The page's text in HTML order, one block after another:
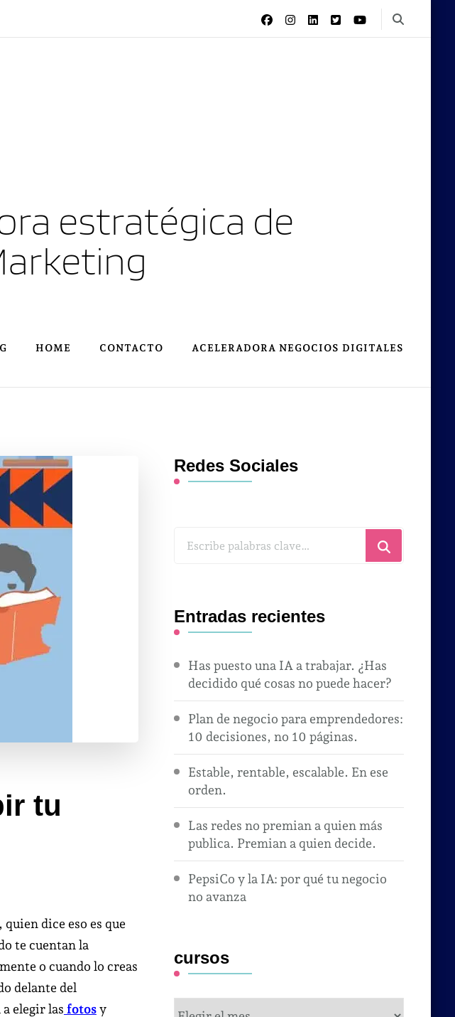
estratégica de
HOME CONTACTO ACELERADORA NEGOCIOS DIGITALES
tu
dice eso es que
te cuentan la
o cuando lo creas
delante del
elegir las fotosy
Redes Sociales
¿Buscas
Entradas recientes
Has puesto una IA a trabajar. ¿Has
decidido qué cosas no puede hacer?
Plan de negocio para emprendedores:
10 decisiones, no 10 páginas.
Estable, rentable, escalable. En ese
orden.
Las redes no premian a quien más
publica. Premian a quien decide.
PepsiCo y la IA: por qué tu negocio
no avanza
cursos
cursos